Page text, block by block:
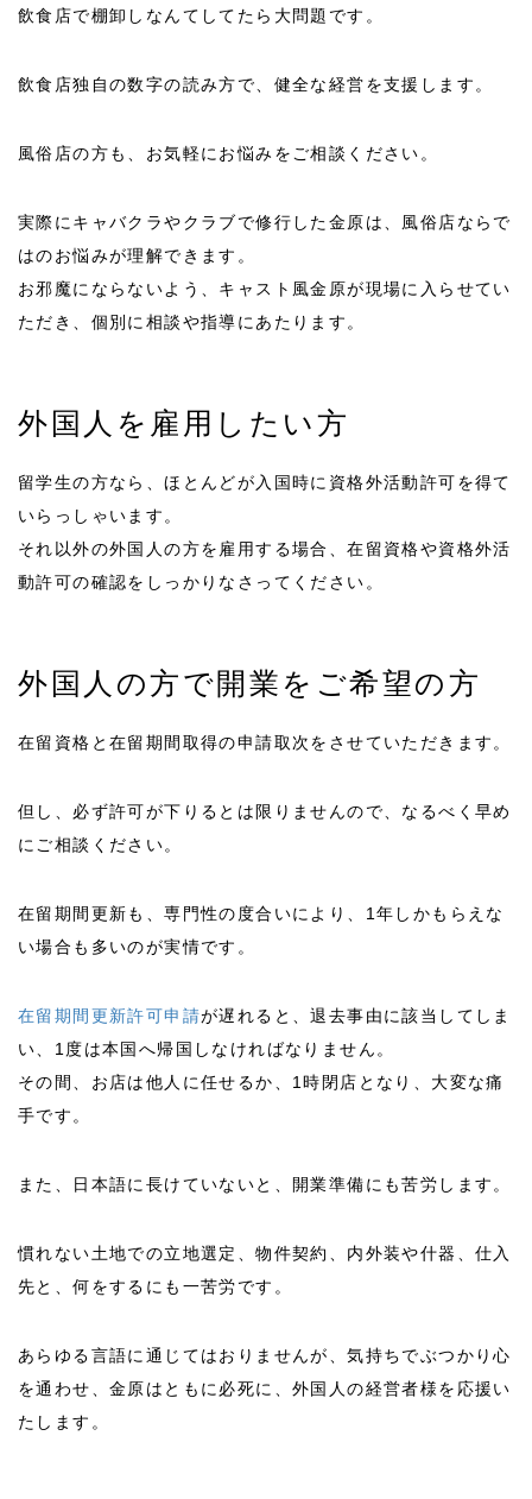
飲食店で棚卸しなんてしてたら大問題です。
飲食店独自の数字の読み方で、健全な経営を支援します。
風俗店の方も、お気軽にお悩みをご相談ください。
実際にキャバクラやクラブで修行した金原は、風俗店ならで
はのお悩みが理解できます。
お邪魔にならないよう、キャスト風金原が現場に入らせてい
ただき、個別に相談や指導にあたります。
外国人を雇用したい方
留学生の方なら、ほとんどが入国時に資格外活動許可を得て
いらっしゃいます。
それ以外の外国人の方を雇用する場合、在留資格や資格外活
動許可の確認をしっかりなさってください。
外国人の方で開業をご希望の方
在留資格と在留期間取得の申請取次をさせていただきます。
但し、必ず許可が下りるとは限りませんので、なるべく早め
にご相談ください。
在留期間更新も、専門性の度合いにより、1年しかもらえな
い場合も多いのが実情です。
在留期間更新許可申請が遅れると、退去事由に該当してしま
い、1度は本国へ帰国しなければなりません。
その間、お店は他人に任せるか、1時閉店となり、大変な痛
手です。
また、日本語に長けていないと、開業準備にも苦労します。
慣れない土地での立地選定、物件契約、内外装や什器、仕入
先と、何をするにも一苦労です。
あらゆる言語に通じてはおりませんが、気持ちでぶつかり心
を通わせ、金原はともに必死に、外国人の経営者様を応援い
たします。